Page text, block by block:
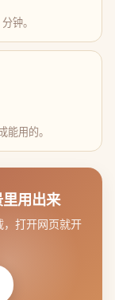
钟。
用的。
用出来
打开网页就开